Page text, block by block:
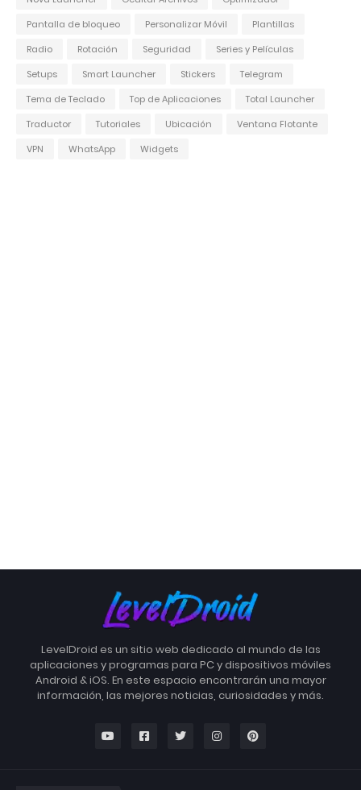
Pantalla de bloqueo
Personalizar Móvil
Plantillas
Radio
Rotación Seguridad
Series y Películas
Setups
Smart Launcher Stickers
Telegram
Tema de Teclado
Top de Aplicaciones
Total Launcher
Traductor
Tutoriales Ubicación
Ventana Flotante
VPN
WhatsApp Widgets
LevelDroid es un sitio web dedicado al mundo de las
aplicaciones y programas para PC y dispositivos móviles
Android & iOS. En este espacio encontrarán una mayor
información, las mejores noticias, curiosidades y más.